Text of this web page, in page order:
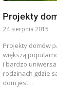
Projekty
24 sierpnia 2015
Projekty domów
większą
i bardzo
rodzinach gdzie
dom jest…